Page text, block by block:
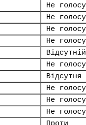
Не
Не
Не
Не
Відсутній
Не
Відсутня
Не
Не
Не